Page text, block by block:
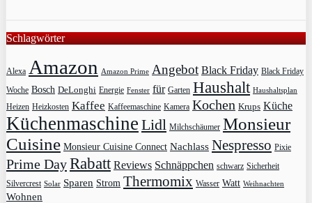
Schlagwörter
Alexa Amazon Amazon Prime Angebot Black Friday Black Friday
Woche Bosch DeLonghi Energie Fenster für Garten Haushalt Haushaltsplan
Heizen Heizkosten Kaffee Kaffeemaschine Kamera Kochen Krups Küche
Küchenmaschine Lidl Milchschäumer Monsieur
Cuisine Monsieur Cuisine Connect Nachlass Nespresso Pixie
Prime DayRabatt Reviews Schnäppchen schwarz Sicherheit
Silvercrest Solar Sparen Strom Thermomix Wasser Watt Weihnachten
Wohnen